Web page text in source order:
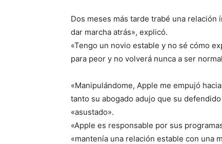
Dos meses más tarde trabé una
dar marcha atrás», explicó.
«Tengo un novio estable y no sé cómo
para peor y no volverá nunca a ser
«Manipulándome, Apple me empujó
tanto su abogado adujo que su
«asustado».
«Apple es responsable por sus
«mantenía una relación estable con una